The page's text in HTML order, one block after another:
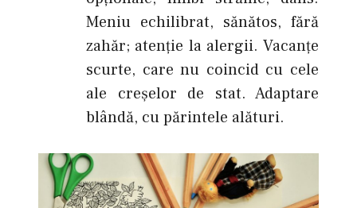
Meniu echilibrat, sănătos, fără
zahăr; atenţie la alergii. Vacanţe
scurte, care nu coincid cu cele
ale creşelor de stat. Adaptare
blândă, cu părintele alături.